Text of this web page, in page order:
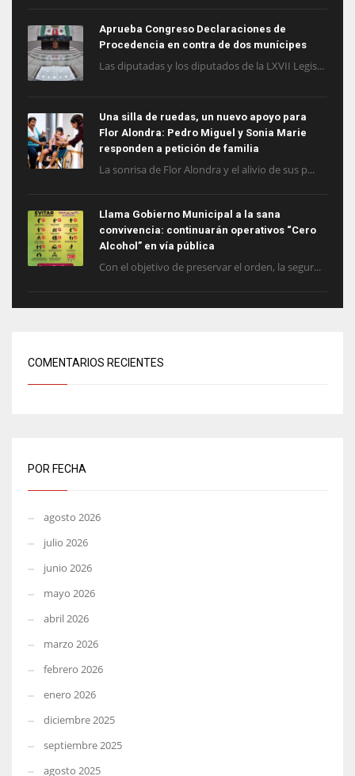
Aprueba Congreso Declaraciones de
Procedencia en contra de dos munícipes
Las diputadas y los diputados de la LXVII Legis...
Una silla de ruedas, un nuevo apoyo para
Flor Alondra: Pedro Miguel y Sonia Marie
responden a petición de familia
La sonrisa de Flor Alondra y el alivio de sus p...
Llama Gobierno Municipal a la sana
convivencia: continuarán operativos “Cero
Alcohol” en vía pública
Con el objetivo de preservar el orden, la segur...
COMENTARIOS RECIENTES
POR FECHA
agosto 2026
julio 2026
junio 2026
mayo 2026
abril 2026
marzo 2026
febrero 2026
enero 2026
diciembre 2025
septiembre 2025
agosto 2025